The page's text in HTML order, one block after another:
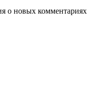
о новых комментариях